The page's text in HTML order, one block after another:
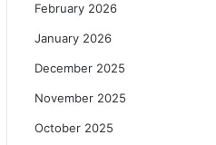
February 2026
January 2026
December 2025
November 2025
October 2025